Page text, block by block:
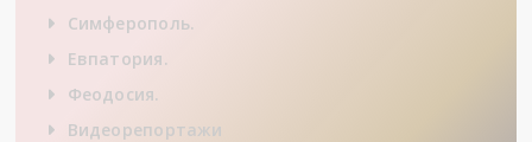
Симферополь.
Евпатория.
Феодосия.
Видеорепортажи